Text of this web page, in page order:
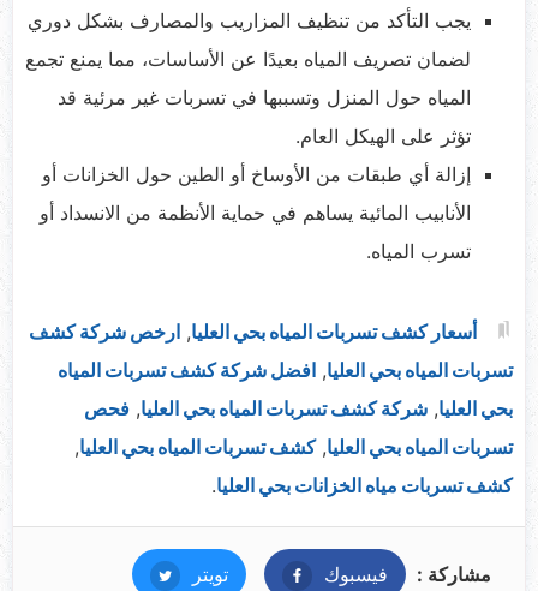
يجب التأكد من تنظيف المزاريب والمصارف بشكل دوري
لضمان تصريف المياه بعيدًا عن الأساسات، مما يمنع تجمع
المياه حول المنزل وتسببها في تسربات غير مرئية قد
تؤثر على الهيكل العام.
إزالة أي طبقات من الأوساخ أو الطين حول الخزانات أو
الأنابيب المائية يساهم في حماية الأنظمة من الانسداد أو
تسرب المياه.
أسعار كشف تسربات المياه بحي العليا, ارخص شركة كشف
تسربات المياه بحي العليا, افضل شركة كشف تسربات المياه
بحي العليا, شركة كشف تسربات المياه بحي العليا, فحص
تسربات المياه بحي العليا,كشف تسربات المياه بحي العليا,
كشف تسربات مياه الخزانات بحي العليا.
مشاركة : فيسبوك فيسبوكتويتر تويتر